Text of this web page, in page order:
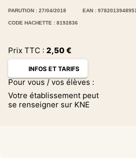
PARUTION : 27/04/2018 EAN : 9782013948951
CODE HACHETTE : 8192836
Prix TTC : 2,50 €
INFOS ET TARIFS
Pour vous / vos élèves :
Votre établissement peut
se renseigner sur KNE